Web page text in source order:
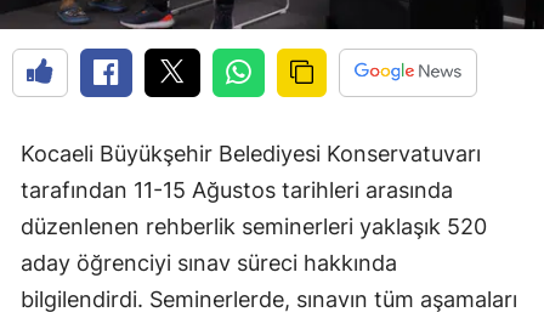
Kocaeli Büyükşehir Belediyesi Konservatuvarı
tarafından 11-15 Ağustos tarihleri arasında
düzenlenen rehberlik seminerleri yaklaşık 520
aday öğrenciyi sınav süreci hakkında
bilgilendirdi. Seminerlerde, sınavın tüm aşamaları